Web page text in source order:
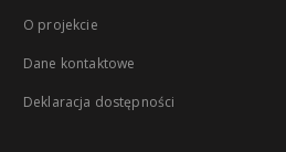
O projekcie
Dane kontaktowe
Deklaracja dostępności